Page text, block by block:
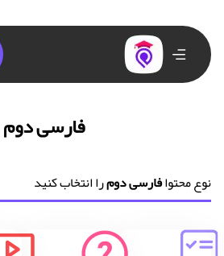
فارسی دوم
نوع محتوافارسی دومرا انتخاب کنید